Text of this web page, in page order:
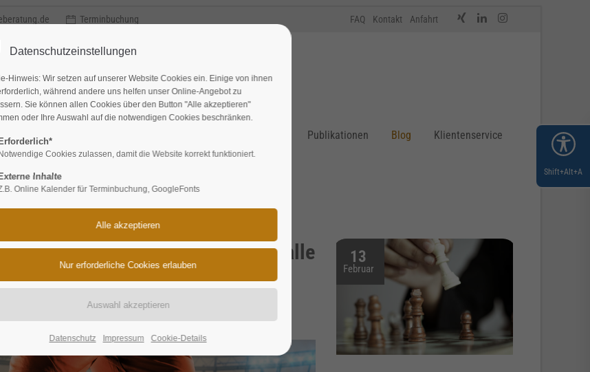
Terminbuchung FAQ Kontakt Anfahrt
Leistungen Publikationen Blog Klientenservice
ticken Fußballmillionäre wie alle
13
Februar
Datenschutzeinstellungen
Hinweis: Wir setzen auf unserer Website Cookies ein. Einige von ihnen
während andere uns helfen unser Online-Angebot zu
Sie können allen Cookies über den Button "Alle akzeptieren"
oder Ihre Auswahl auf die notwendigen Cookies beschränken.
Erforderlich*
Notwendige Cookies zulassen, damit die Website korrekt funktioniert.
Inhalte
Online Kalender für Terminbuchung, GoogleFonts
Datenschutz Impressum Cookie-Details
Shift+Alt+A